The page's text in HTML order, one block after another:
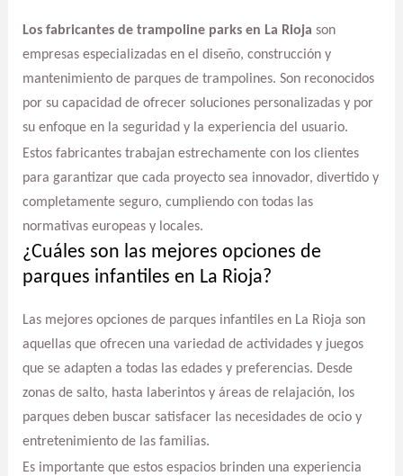
Los fabricantes de trampoline parks en La Rioja son
empresas especializadas en el diseño, construcción y
mantenimiento de parques de trampolines. Son reconocidos
por su capacidad de ofrecer soluciones personalizadas y por
su enfoque en la seguridad y la experiencia del usuario.
Estos fabricantes trabajan estrechamente con los clientes
para garantizar que cada proyecto sea innovador, divertido y
completamente seguro, cumpliendo con todas las
normativas europeas y locales.
¿Cuáles son las mejores opciones de
parques infantiles en La Rioja?
Las mejores opciones de parques infantiles en La Rioja son
aquellas que ofrecen una variedad de actividades y juegos
que se adapten a todas las edades y preferencias. Desde
zonas de salto, hasta laberintos y áreas de relajación, los
parques deben buscar satisfacer las necesidades de ocio y
entretenimiento de las familias.
Es importante que estos espacios brinden una experiencia